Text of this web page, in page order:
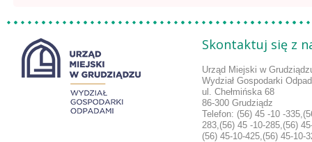
Skontaktuj się z
Urząd Miejski w
Wydział Gospodarki
ul. Chełmińska 68
86-300 Grudziądz
Telefon: (56) 45 -10 -
283,(56) 45 -10-285,(56)
(56) 45-10-425,(56) 45-10-